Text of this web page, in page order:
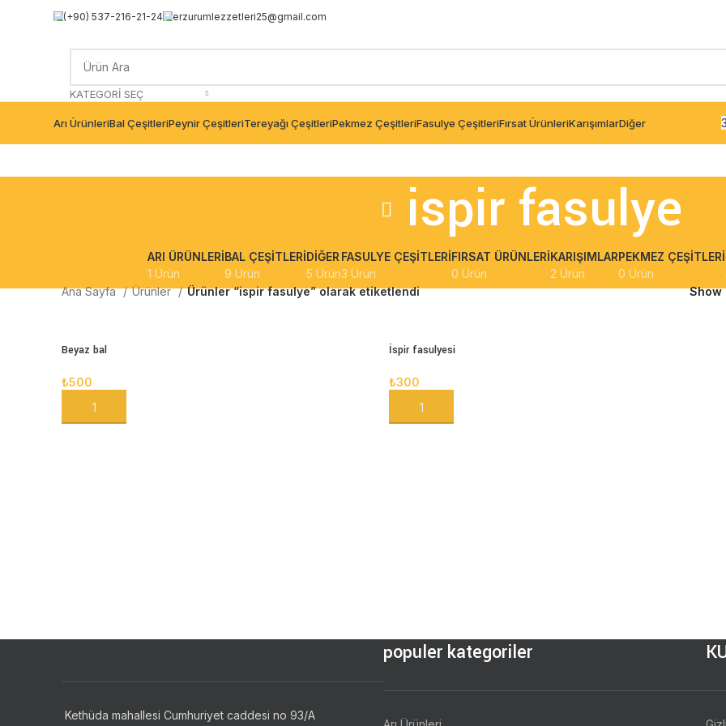
(+90) 537-216-21-24 erzurumlezzetleri25@gmail.com
KATEGORI SEÇ
Arı ÜrünleriBal ÇeşitleriPeynir ÇeşitleriTereyağı ÇeşitleriPekmez ÇeşitleriFasulye ÇeşitleriFırsat ÜrünleriKarışımlarDiğer
ispir fasulye
ARI ÜRÜNLERI
1 Ürün
BAL ÇEŞITLERI
9 Ürün
DIĞER
5 Ürün
FASULYE ÇEŞITLERI
3 Ürün
FIRSAT ÜRÜNLERI
0 Ürün
KARIŞIMLAR
2 Ürün
PEKMEZ ÇEŞITLERI
0 Ürün
Ana Sayfa
Ürünler Ürünler “ispir fasulye” olarak etiketlendi Show
Beyaz bal
₺500
SEPETE EKLE
İspir fasulyesi
₺300
SEPETE EKLE
Kethüda mahallesi Cumhuriyet caddesi no 93/A
populer kategoriler